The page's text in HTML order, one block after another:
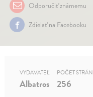
Odporučiť známemu
Zdielať na Facebooku
VYDAVATEĽ
Albatros
POČET STRÁN
256